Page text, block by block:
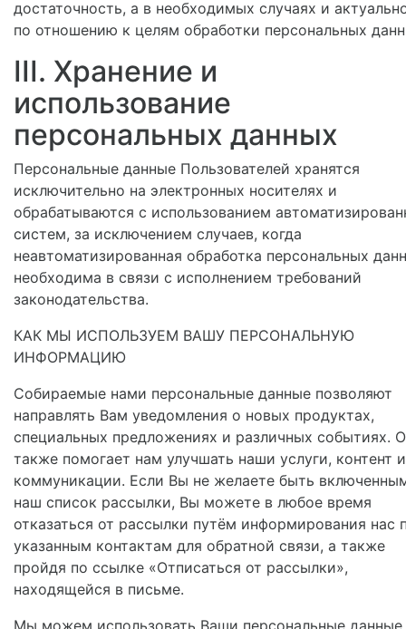
достаточность, а в необходимых случаях и
по отношению к целям обработки персональных
III. Хранение и
использование
персональных данных
Персональные данные Пользователей хранятся
исключительно на электронных носителях и
обрабатываются с использованием
систем, за исключением случаев, когда
неавтоматизированная обработка персональных
необходима в связи с исполнением требований
законодательства.
КАК МЫ ИСПОЛЬЗУЕМ ВАШУ ПЕРСОНАЛЬНУЮ
ИНФОРМАЦИЮ
Собираемые нами персональные данные позволяют
направлять Вам уведомления о новых продуктах,
специальных предложениях и различных событиях.
также помогает нам улучшать наши услуги, контент и
коммуникации. Если Вы не желаете быть
наш список рассылки, Вы можете в любое время
отказаться от рассылки путём информирования нас
указанным контактам для обратной связи, а также
пройдя по ссылке «Отписаться от рассылки»,
находящейся в письме.
Мы можем использовать Ваши персональные данные